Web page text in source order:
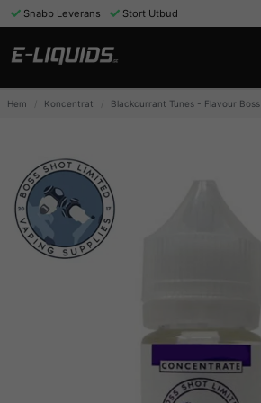
Snabb Leverans Stort Utbud
Hem Koncentrat Blackcurrant Tunes - Flavour Boss